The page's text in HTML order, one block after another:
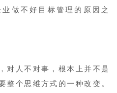
做不好目标管理的原因之
对人不对事，根本上并不是
整个思维方式的一种改变。